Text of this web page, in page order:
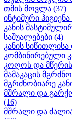
თმის მოვლა (37)
ინტიმური ჰიგიენა
კანის
საშუალებები (4)
კანის
კომბინირებული
კოღოს და მწერის
მამაკაცის
მგრძნობიარე
მშრალი და
(16)
მშრალი და